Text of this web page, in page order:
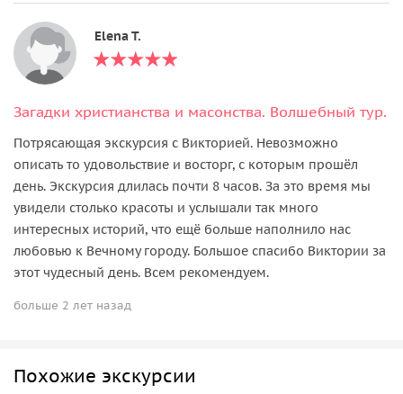
Elena T.
Загадки христианства и масонства. Волшебный тур.
Потрясающая экскурсия с Викторией. Невозможно
описать то удовольствие и восторг, с которым прошёл
день. Экскурсия длилась почти 8 часов. За это время мы
увидели столько красоты и услышали так много
интересных историй, что ещё больше наполнило нас
любовью к Вечному городу. Большое спасибо Виктории за
этот чудесный день. Всем рекомендуем.
больше 2 лет назад
Похожие экскурсии